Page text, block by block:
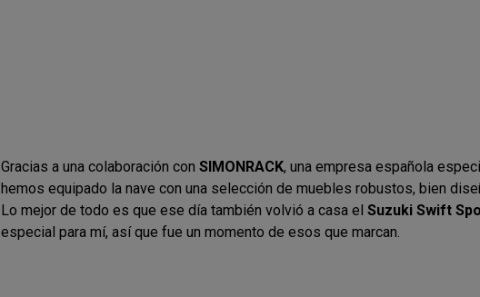
Gracias a una colaboración con SIMONRACK, una empresa española
hemos equipado la nave con una selección de muebles robustos, bien
Lo mejor de todo es que ese día también volvió a casa el Suzuki Swift
especial para mí, así que fue un momento de esos que marcan.